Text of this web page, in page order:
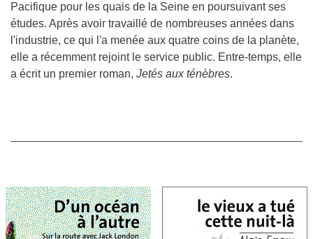
Pacifique pour les quais de la Seine en poursuivant ses
études. Après avoir travaillé de nombreuses années dans
l'industrie, ce qui l'a menée aux quatre coins de la planète,
elle a récemment rejoint le service public. Entre-temps, elle
a écrit un premier roman, Jetés aux ténèbres.